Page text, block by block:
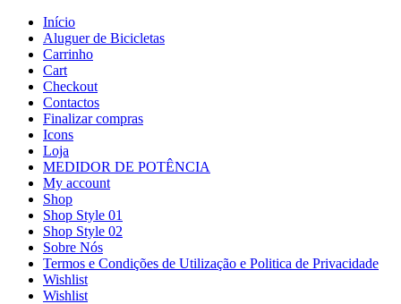
Início
Aluguer de Bicicletas
Carrinho
Cart
Checkout
Contactos
Finalizar compras
Icons
Loja
MEDIDOR DE POTÊNCIA
My account
Shop
Shop Style 01
Shop Style 02
Sobre Nós
Termos e Condições de Utilização e Politica de Privacidade
Wishlist
Wishlist